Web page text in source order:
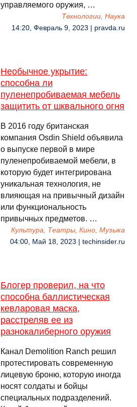
управляемого оружия, …
Технологии, Наука
14:20, Февраль 9, 2023 | pravda.ru
Необычное укрытие:
способна ли
пуленепробиваемая мебель
защитить от шквального огня
В 2016 году британская
компания Osdin Shield объявила
о выпуске первой в мире
пуленепробиваемой мебели, в
которую будет интегрирована
уникальная технология, не
влияющая на привычный дизайн
или функциональность
привычных предметов. …
Культура, Театры, Кино, Музыка
04:00, Май 18, 2023 | techinsider.ru
Блогер проверил, на что
способна баллистическая
кевларовая маска,
расстреляв ее из
разнокалиберного оружия
Канал Demolition Ranch решил
протестировать современную
лицевую броню, которую иногда
носят солдаты и бойцы
специальных подразделений.